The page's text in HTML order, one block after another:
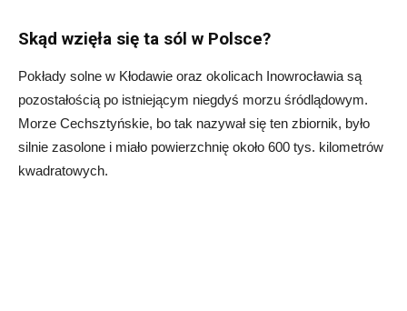
Skąd wzięła się ta sól w Polsce?
Pokłady solne w Kłodawie oraz okolicach Inowrocławia są
pozostałością po istniejącym niegdyś morzu śródlądowym.
Morze Cechsztyńskie, bo tak nazywał się ten zbiornik, było
silnie zasolone i miało powierzchnię około 600 tys. kilometrów
kwadratowych.